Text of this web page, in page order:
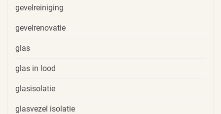
gevelreiniging
gevelrenovatie
glas
glas in lood
glasisolatie
glasvezel isolatie